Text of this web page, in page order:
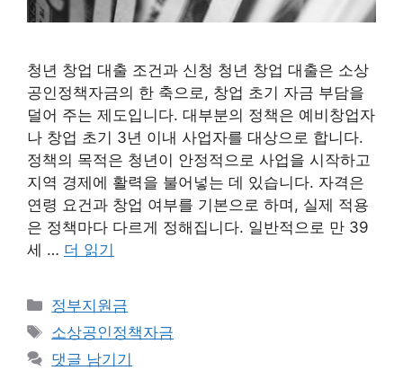
청년 창업 대출 조건과 신청 청년 창업 대출은 소상
공인정책자금의 한 축으로, 창업 초기 자금 부담을
덜어 주는 제도입니다. 대부분의 정책은 예비창업자
나 창업 초기 3년 이내 사업자를 대상으로 합니다.
정책의 목적은 청년이 안정적으로 사업을 시작하고
지역 경제에 활력을 불어넣는 데 있습니다. 자격은
연령 요건과 창업 여부를 기본으로 하며, 실제 적용
은 정책마다 다르게 정해집니다. 일반적으로 만 39
세 … 더 읽기
카
테
리
정부지원금
태
그
소상공인정책자금
댓글 남기기